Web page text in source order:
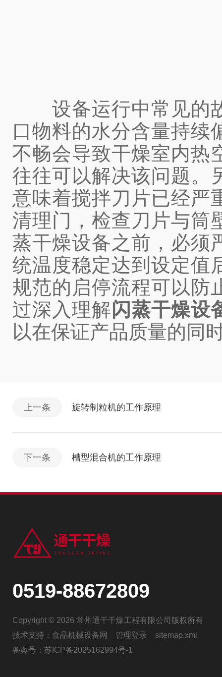
设备运行中常见的故
口物料的水分含量持续
不畅会导致干燥室内热
往往可以解决该问题。
意味着搅拌刀片已经严
清理门，检查刀片与筒
蒸干燥设备之前，必须
统温度稳定达到设定值
规范的启停流程可以防
过深入理解闪蒸干燥设
以在保证产品质量的同
上一条 旋转制粒机的工作原理
下一条 槽型混合机的工作原理
0519-88672809
Copyright © 2026 常州通干干燥工程有限公司版权所有
技术支持： 食品机械设备网 管理登录
sitemap.xml
备案号： 苏ICP备2025162994号-1